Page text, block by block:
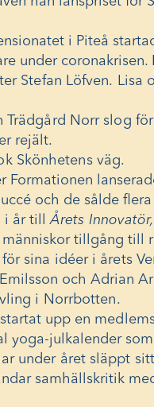
i Piteå
under coronakrisen.
Stefan Löfven. Lisa
Trädgård Norr slog
rejält.
Skönhetens väg.
Formationen
och de sålde
i år tillÅrets
tillgång till
sina idéer i årets
och Adrian
i Norrbotten.
upp en
yoga-julkalender
under året släppt
samhällskritik